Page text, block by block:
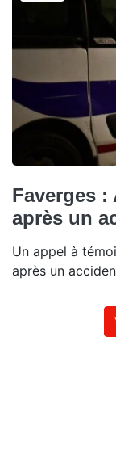
Faverges :
après un
Un appel à
après un